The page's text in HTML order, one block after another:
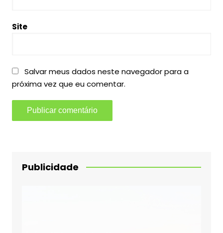
Site
Salvar meus dados neste navegador para a
próxima vez que eu comentar.
Publicidade